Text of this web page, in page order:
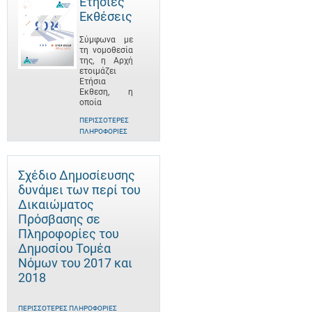
Εκθέσεις
Σύμφωνα με
τη νομοθεσία
της, η Αρχή
ετοιμάζει
Ετήσια
Έκθεση, η
οποία
ΠΕΡΙΣΣΌΤΕΡΕΣ
ΠΛΗΡΟΦΟΡΊΕΣ
Σχέδιο Δημοσίευσης
δυνάμει των περί του
Δικαιώματος
Πρόσβασης σε
Πληροφορίες του
Δημοσίου Τομέα
Νόμων του 2017 και
2018
ΠΕΡΙΣΣΌΤΕΡΕΣ ΠΛΗΡΟΦΟΡΊΕΣ